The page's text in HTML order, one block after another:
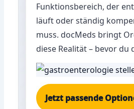
Funktionsbereich, der
läuft oder ständig
muss. docMeds bringt
diese Realität – bevor du
Jetzt passende